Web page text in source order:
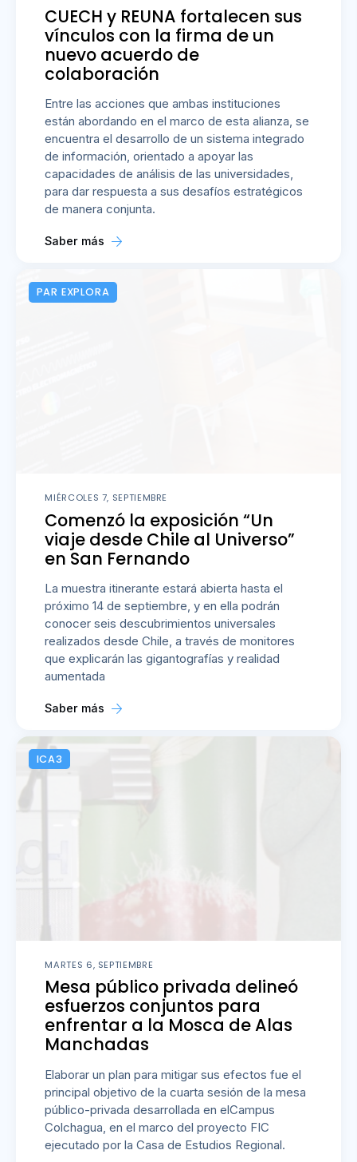
CUECH y REUNA fortalecen sus
vínculos con la firma de un
nuevo acuerdo de
colaboración
Entre las acciones que ambas instituciones
están abordando en el marco de esta alianza, se
encuentra el desarrollo de un sistema integrado
de información, orientado a apoyar las
capacidades de análisis de las universidades,
para dar respuesta a sus desafíos estratégicos
de manera conjunta.
Saber más
PAR EXPLORA
MIÉRCOLES 7, SEPTIEMBRE
Comenzó la exposición “Un
viaje desde Chile al Universo”
en San Fernando
La muestra itinerante estará abierta hasta el
próximo 14 de septiembre, y en ella podrán
conocer seis descubrimientos universales
realizados desde Chile, a través de monitores
que explicarán las gigantografías y realidad
aumentada
Saber más
ICA3
MARTES 6, SEPTIEMBRE
Mesa público privada delineó
esfuerzos conjuntos para
enfrentar a la Mosca de Alas
Manchadas
Elaborar un plan para mitigar sus efectos fue el
principal objetivo de la cuarta sesión de la mesa
público-privada desarrollada en elCampus
Colchagua, en el marco del proyecto FIC
ejecutado por la Casa de Estudios Regional.